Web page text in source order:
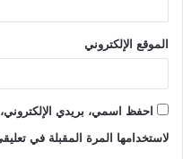
الموقع الإلكتروني
احفظ اسمي، بريدي
لاستخدامها المرة المقبلة في